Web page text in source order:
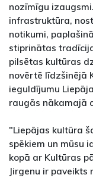
nozīmīgu
infrastruktūra,
notikumi,
stiprinātas
pilsētas kultūras
novērtē līdzšinējā
ieguldījumu
raugās nākamajā
"Liepājas kultūra
spēkiem un mūsu
kopā ar Kultūras
Jirgenu ir